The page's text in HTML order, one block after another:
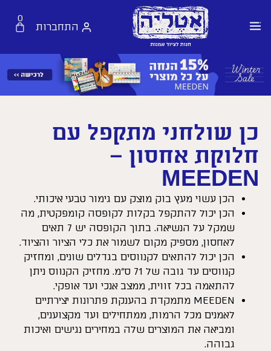
התחברות
0
כן שולחני מתקפל עם
חלוקת אחסון –
MEEDEN
הכן עשוי מעץ בוק מוצק עם גימור טבעי איכותי.
הכן יכול להתקפל בקלות לקופסה קומפקטית, מה
שמקל על הנשיאה. בתוך הקופסה יש 7 תאים
לאחסון, מספיק מקום לשמור את כלי הציור והציוד.
הכן יכול להתאים לקנווסים בגדלים שונים, ומחזיק
קנווסים עד גובה של 71 ס”מ. מחזיק הקנווס ניתן
להתאמה בכל זווית, ממצב אנכי ועד אופקי.
MEEDEN מתמקדת בהענקת פתרונות יצירתיים
לאמנים מכל הרמות, ממתחילים ועד מקצוענים,
ומביאה את המוצרים שלה במחירים נגישים ואיכות
גבוהה.